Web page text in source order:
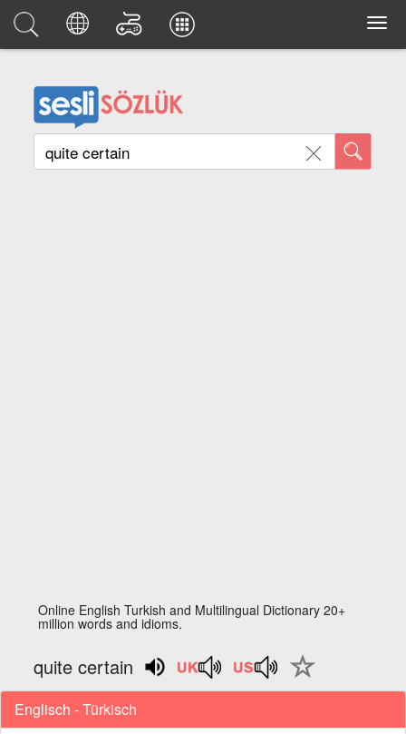
Online English Turkish and Multilingual Dictionary 20+
million words and idioms.
quite certain
Englisch - Türkisch